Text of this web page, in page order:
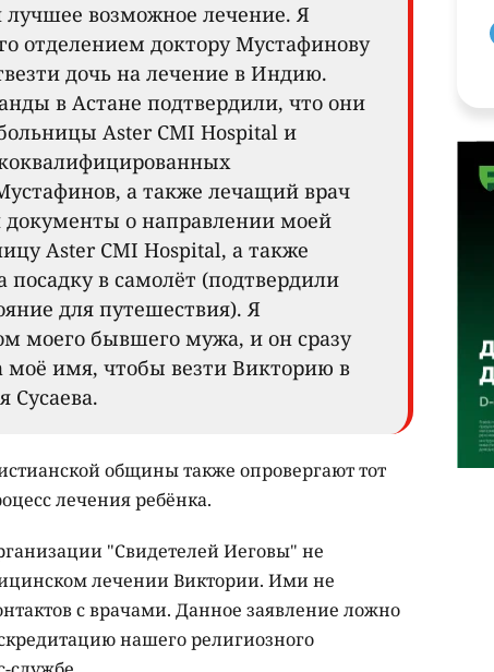
возможное лечение. Я
отделением доктору Мустафинову
дочь на лечение в Индию.
в Астане подтвердили, что они
Aster CMI Hospital и
а также лечащий врач
документы о направлении моей
Aster CMI Hospital, а также
в самолёт (подтвердили
для путешествия). Я
моего бывшего мужа, и он сразу
моё имя, чтобы везти Викторию в
Сусаева.
общины также опровергают тот
лечения ребёнка.
"Свидетелей Иеговы" не
лечении Виктории. Ими не
с врачами. Данное заявление ложно
нашего религиозного